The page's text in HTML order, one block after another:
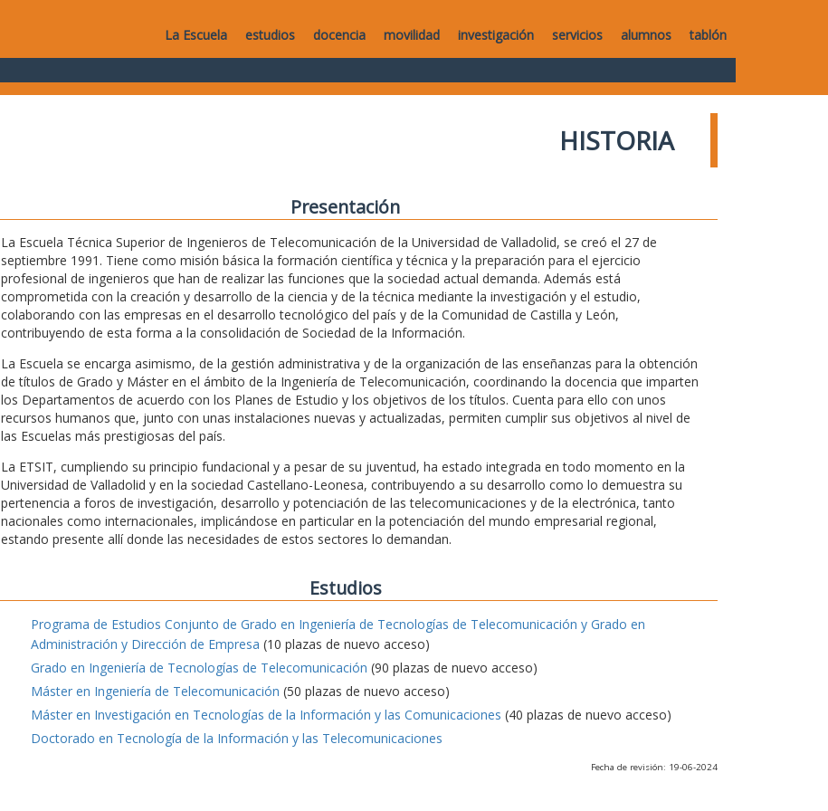
La Escuela estudios docencia movilidad investigación servicios alumnos tablón
HISTORIA
Presentación
La Escuela Técnica Superior de Ingenieros de Telecomunicación de la Universidad de Valladolid, se creó el 27 de
septiembre 1991. Tiene como misión básica la formación científica y técnica y la preparación para el ejercicio
profesional de ingenieros que han de realizar las funciones que la sociedad actual demanda. Además está
comprometida con la creación y desarrollo de la ciencia y de la técnica mediante la investigación y el estudio,
colaborando con las empresas en el desarrollo tecnológico del país y de la Comunidad de Castilla y León,
contribuyendo de esta forma a la consolidación de Sociedad de la Información.
La Escuela se encarga asimismo, de la gestión administrativa y de la organización de las enseñanzas para la obtención
de títulos de Grado y Máster en el ámbito de la Ingeniería de Telecomunicación, coordinando la docencia que imparten
los Departamentos de acuerdo con los Planes de Estudio y los objetivos de los títulos. Cuenta para ello con unos
recursos humanos que, junto con unas instalaciones nuevas y actualizadas, permiten cumplir sus objetivos al nivel de
las Escuelas más prestigiosas del país.
La ETSIT, cumpliendo su principio fundacional y a pesar de su juventud, ha estado integrada en todo momento en la
Universidad de Valladolid y en la sociedad Castellano-Leonesa, contribuyendo a su desarrollo como lo demuestra su
pertenencia a foros de investigación, desarrollo y potenciación de las telecomunicaciones y de la electrónica, tanto
nacionales como internacionales, implicándose en particular en la potenciación del mundo empresarial regional,
estando presente allí donde las necesidades de estos sectores lo demandan.
Estudios
Programa de Estudios Conjunto de Grado en Ingeniería de Tecnologías de Telecomunicación y Grado en
Administración y Dirección de Empresa (10 plazas de nuevo acceso)
Grado en Ingeniería de Tecnologías de Telecomunicación (90 plazas de nuevo acceso)
Máster en Ingeniería de Telecomunicación (50 plazas de nuevo acceso)
Máster en Investigación en Tecnologías de la Información y las Comunicaciones (40 plazas de nuevo acceso)
Doctorado en Tecnología de la Información y las Telecomunicaciones
Fecha de revisión: 19-06-2024